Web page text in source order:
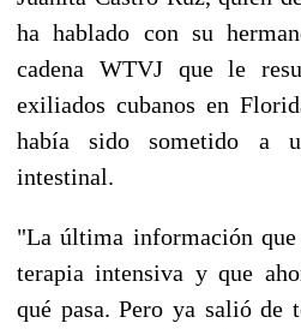
ha hablado con su
cadena WTVJ que le
exiliados cubanos en
había sido sometido a
intestinal.
"La última información
terapia intensiva y que
qué pasa. Pero ya salió de